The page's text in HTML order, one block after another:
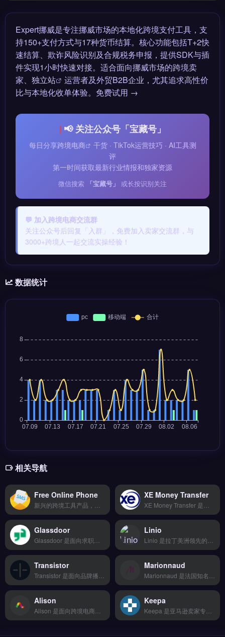
Expert挪威是专注挪威市场的本地化跨境支付工具，支
持150+支付方式与17种货币结算。核心功能包括T+2快
速结算、欺诈风险识别及合规税务申报，提供SDK与插
件实现1小时快速对接。适合面向挪威市场的跨境卖
家、 独立站
运营者及外贸B2B企业，尤其追求高性价
比与本地化收单体验。免费试用 →
📢 关注公众号「宝藏号」
每日分享跨境电商
干货 · TikTok运营技巧 · AI工具测
评
第一时间获取最新行业情报和独家资源
微信搜索 「宝藏号」 或长按识别关注
💬 加入跨境电商交流群
关注公众号后回复「入群」，免费加入卖家交流群，与
3000+跨境人一起交流实操经验！
数据统计
相关导航
Free Online Phone XE Money Transfer
Glassdoor Linio
Transistor Marionnaud
Alison Keepa